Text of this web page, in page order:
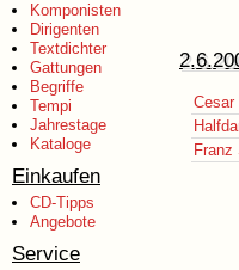
Komponisten
Dirigenten
Textdichter
Gattungen
Begriffe
Tempi
Jahrestage
Kataloge
Einkaufen
CD-Tipps
Angebote
Service
Cesar
Franz